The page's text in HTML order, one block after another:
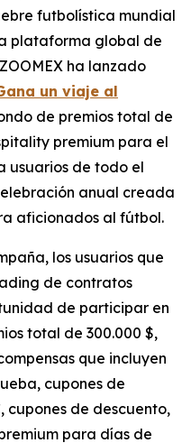
futbolística mundial
plataforma global de
ha lanzado
un viaje al
de premios total de
premium para el
usuarios de todo el
anual creada
aficionados al fútbol.
los usuarios que
de contratos
de participar en
total de 300.000 $,
que incluyen
cupones de
cupones de descuento,
para días de